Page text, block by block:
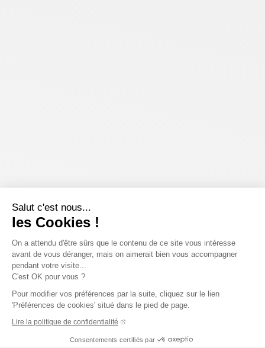
Salut c'est nous...
les Cookies !
On a attendu d'être sûrs que le contenu de ce site vous intéresse
avant de vous déranger, mais on aimerait bien vous accompagner
pendant votre visite...
C'est OK pour vous ?
Pour modifier vos préférences par la suite, cliquez sur le lien
'Préférences de cookies' situé dans le pied de page.
Lire la politique de confidentialité
Consentements certifiés par